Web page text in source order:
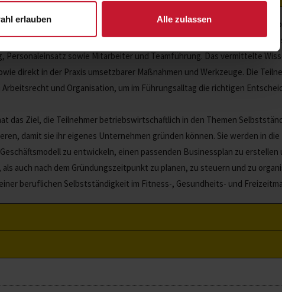
erlauben Alle zulassen
Teammanager/ in“ werden spezielle Kenntnisse und Fertigkeiten im
Mitarbeiterführung vermittelt. Die Teilnehmer erwerben
Personaleinsatz sowie Mitarbeiter und Teamführung. Das vermittelte
direkt in der Praxis umsetzbarer Maßnahmen und Werkzeuge. Die
und Organisation, um im Führungsalltag die richtigen
das Ziel, die Teilnehmer betriebswirtschaftlich in den Themen
damit sie ihr eigenes Unternehmen gründen können. Sie werden in
zu entwickeln, einen passenden Businessplan zu erstellen
auch nach dem Gründungszeitpunkt zu planen, zu steuern und zu
beruflichen Selbstständigkeit im Fitness-, Gesundheits- und